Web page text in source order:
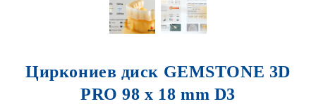
Циркониев диск GEMSTONE 3D
PRO 98 x 18 mm D3